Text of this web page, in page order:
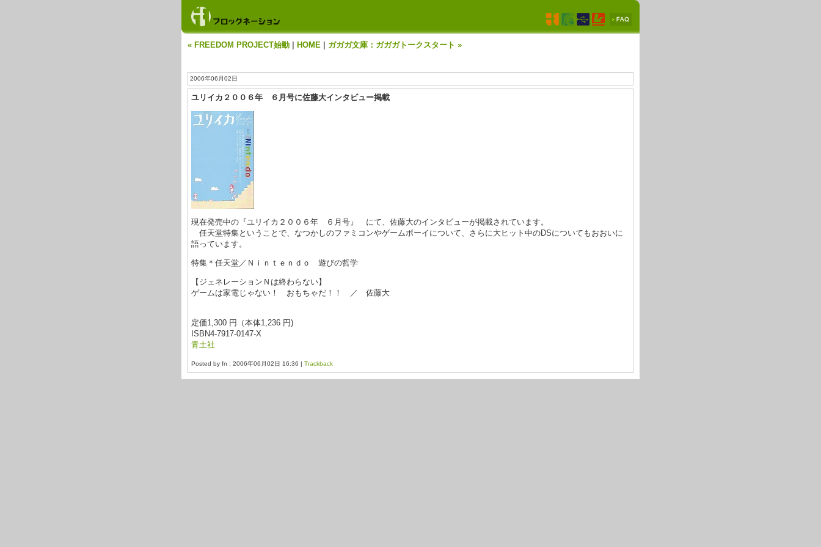
« FREEDOM PROJECT始動 HOME ガガガ文庫：ガガガトークスタート »
2006年06月02日
ユリイカ２００６年 ６月号に佐藤大インタビュー掲載
現在発売中の『ユリイカ２００６年 ６月号』 にて、佐藤大のインタビューが掲載されています。
任天堂特集ということで、なつかしのファミコンやゲームボーイについて、さらに大ヒット中のDSについてもおおいに
語っています。
特集＊任天堂／Ｎｉｎｔｅｎｄｏ 遊びの哲学
【ジェネレーションＮは終わらない】
ゲームは家電じゃない！ おもちゃだ！！ ／ 佐藤大
定価1,300 円（本体1,236 円)
ISBN4-7917-0147-X
青土社
Posted by fn : 2006年06月02日 16:36 | Trackback